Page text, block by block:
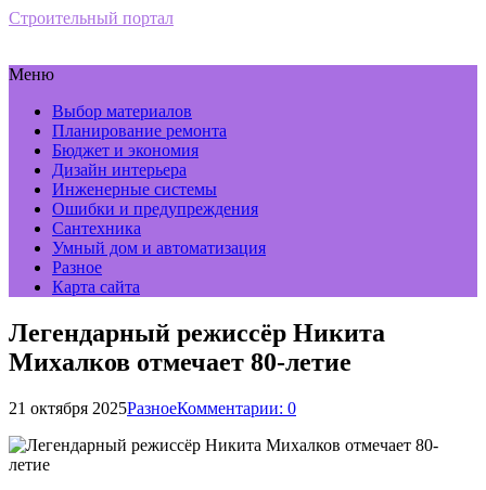
Строительный портал
Меню
Выбор материалов
Планирование ремонта
Бюджет и экономия
Дизайн интерьера
Инженерные системы
Ошибки и предупреждения
Сантехника
Умный дом и автоматизация
Разное
Карта сайта
Легендарный режиссёр Никита
Михалков отмечает 80-летие
21 октября 2025РазноеКомментарии: 0